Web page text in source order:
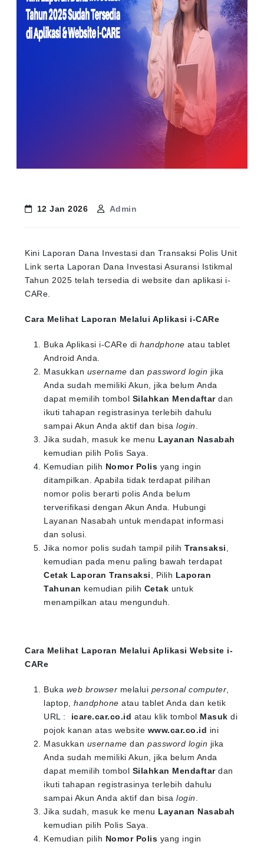
12 Jan 2026 Admin
Kini Laporan Dana Investasi dan Transaksi Polis Unit
Link serta Laporan Dana Investasi Asuransi Istikmal
Tahun 2025 telah tersedia di website dan aplikasi i-
CARe.
Cara Melihat Laporan Melalui Aplikasi i-CARe
Buka Aplikasi i-CARe di handphone atau tablet
Android Anda.
Masukkan username dan password login jika
Anda sudah memiliki Akun, jika belum Anda
dapat memilih tombol Silahkan Mendaftardan
ikuti tahapan registrasinya terlebih dahulu
sampai Akun Anda aktif dan bisa login
Jika sudah, masuk ke menu Layanan Nasabah
kemudian pilih Polis Saya.
Kemudian pilih Nomor Polis yang ingin
ditampilkan. Apabila tidak terdapat pilihan
nomor polis berarti polis Anda belum
terverifikasi dengan Akun Anda. Hubungi
Layanan Nasabah untuk mendapat informasi
dan solusi.
Jika nomor polis sudah tampil pilihTransaksi
kemudian pada menu paling bawah terdapat
Cetak Laporan Transaksi
, Pilih Laporan
Tahunan kemudian pilih Cetak untuk
menampilkan atau mengunduh.
Cara Melihat Laporan Melalui Aplikasi Website i-
CARe
Buka web browser melalui personal computer
laptop, handphone atau tablet Anda dan ketik
URL : icare.car.co.id atau klik tombol Masuk di
pojok kanan atas website www.car.co.id ini
Masukkan username dan password login jika
Anda sudah memiliki Akun, jika belum Anda
dapat memilih tombol Silahkan Mendaftardan
ikuti tahapan registrasinya terlebih dahulu
sampai Akun Anda aktif dan bisa login
Jika sudah, masuk ke menu Layanan Nasabah
kemudian pilih Polis Saya.
Kemudian pilih Nomor Polis yang ingin